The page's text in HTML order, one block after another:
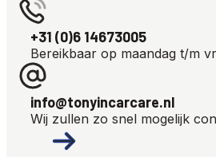
+31 (0)6 14673005
Bereikbaar op maandag t/m
info@tonyincarcare.nl
Wij zullen zo snel mogelijk